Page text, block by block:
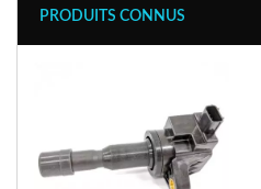
PRODUITS CONNUS